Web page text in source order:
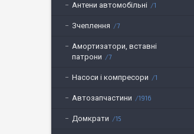
Антени автомобільні 1
Зчеплення 7
Амортизатори, вставні
патрони
7
Насоси і компресори 1
Автозапчастини 1916
Домкрати 15